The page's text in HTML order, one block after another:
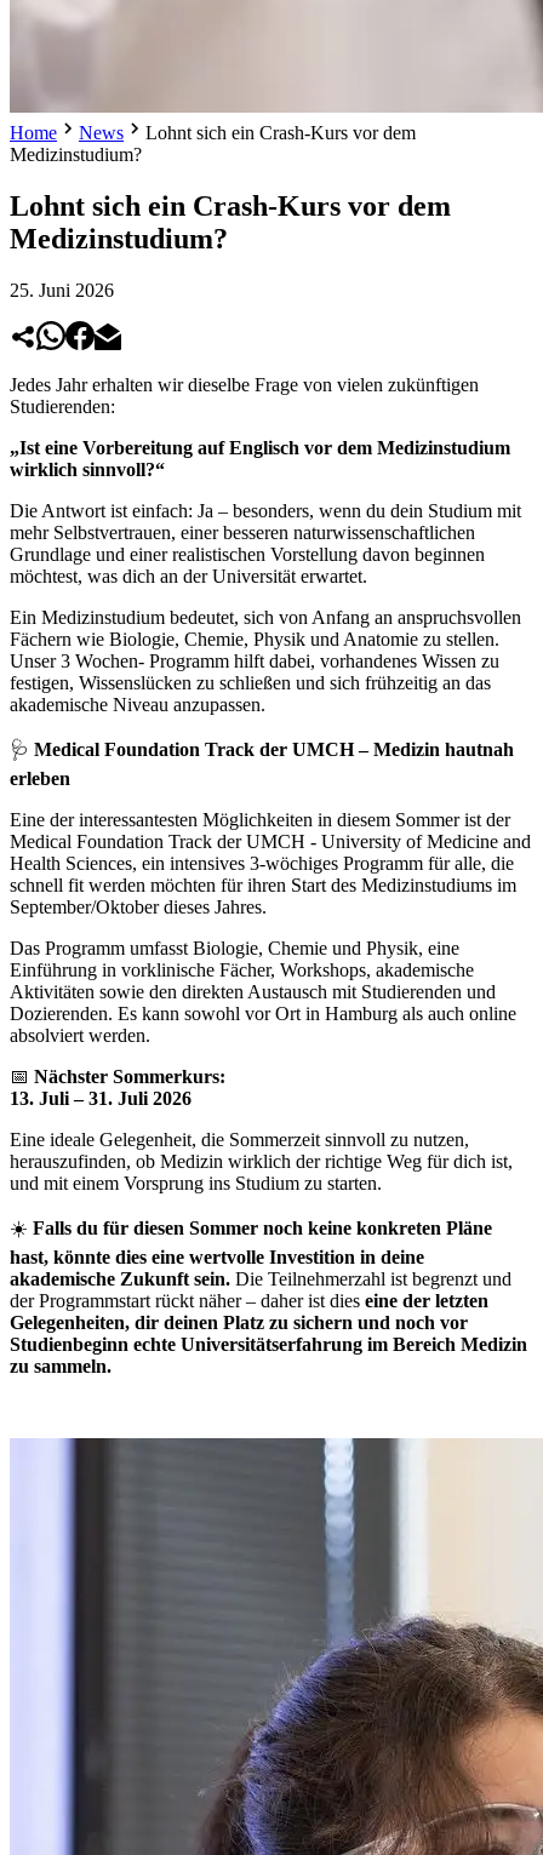
Home News
Lohnt sich ein Crash-Kurs vor dem
Medizinstudium?
Lohnt sich ein Crash-Kurs vor dem
Medizinstudium?
25. Juni 2026
Jedes Jahr erhalten wir dieselbe Frage von vielen zukünftigen
Studierenden:
„Ist eine Vorbereitung auf Englisch vor dem Medizinstudium
wirklich sinnvoll?“
Die Antwort ist einfach: Ja – besonders, wenn du dein Studium mit
mehr Selbstvertrauen, einer besseren naturwissenschaftlichen
Grundlage und einer realistischen Vorstellung davon beginnen
möchtest, was dich an der Universität erwartet.
Ein Medizinstudium bedeutet, sich von Anfang an anspruchsvollen
Fächern wie Biologie, Chemie, Physik und Anatomie zu stellen.
Unser 3 Wochen- Programm hilft dabei, vorhandenes Wissen zu
festigen, Wissenslücken zu schließen und sich frühzeitig an das
akademische Niveau anzupassen.
🩺 Medical Foundation Track der UMCH – Medizin hautnah
erleben
Eine der interessantesten Möglichkeiten in diesem Sommer ist der
Medical Foundation Track der UMCH - University of Medicine and
Health Sciences, ein intensives 3-wöchiges Programm für alle, die
schnell fit werden möchten für ihren Start des Medizinstudiums im
September/Oktober dieses Jahres.
Das Programm umfasst Biologie, Chemie und Physik, eine
Einführung in vorklinische Fächer, Workshops, akademische
Aktivitäten sowie den direkten Austausch mit Studierenden und
Dozierenden. Es kann sowohl vor Ort in Hamburg als auch online
absolviert werden.
📅 Nächster Sommerkurs:
13. Juli – 31. Juli 2026
Eine ideale Gelegenheit, die Sommerzeit sinnvoll zu nutzen,
herauszufinden, ob Medizin wirklich der richtige Weg für dich ist,
und mit einem Vorsprung ins Studium zu starten.
☀️ Falls du für diesen Sommer noch keine konkreten Pläne
hast, könnte dies eine wertvolle Investition in deine
akademische Zukunft sein. Die Teilnehmerzahl ist begrenzt und
der Programmstart rückt näher – daher ist dies eine der letzten
Gelegenheiten, dir deinen Platz zu sichern und noch vor
Studienbeginn echte Universitätserfahrung im Bereich Medizin
zu sammeln.